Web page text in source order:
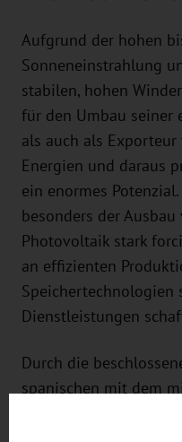
Aufgrund der hohen
Sonneneinstrahlung
stabilen, hohen
für den Umbau seiner
als auch als
Energien und daraus
ein enormes
besonders der
Photovoltaik stark
an effizienten
Speichertechnologien
Dienstleistungen
Durch die
spanischen mit dem
zentralen Player für